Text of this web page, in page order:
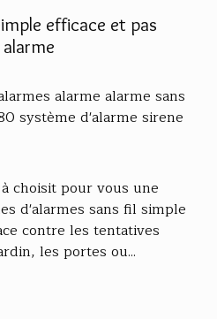
efficace et pas
alarme alarme sans
système d'alarme sirene
choisit pour vous une
d'alarmes sans fil simple
contre les tentatives
les portes ou...